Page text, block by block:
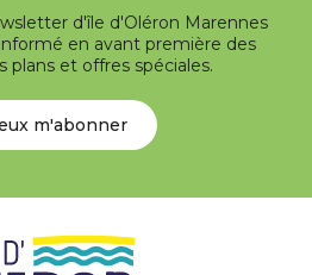
d'île d'Oléron Marennes
en avant première des
plans et offres spéciales.
m'abonner